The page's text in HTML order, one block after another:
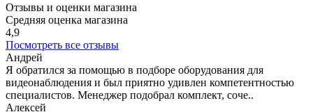
Отзывы и оценки магазина
Средняя оценка магазина
4,9
Посмотреть все отзывы
Андрей
Я обратился за помощью в подборе оборудования для
видеонаблюдения и был приятно удивлен компетентностью
специалистов. Менеджер подобрал комплект, соче..
Алексей